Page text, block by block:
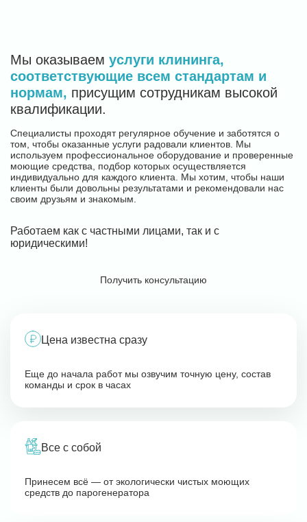
Мы оказываем услуги клининга,
соответствующие всем стандартам и
нормам, присущим сотрудникам высокой
квалификации.
Специалисты проходят регулярное обучение и заботятся о
том, чтобы оказанные услуги радовали клиентов. Мы
используем профессиональное оборудование и проверенные
моющие средства, подбор которых осуществляется
индивидуально для каждого клиента. Мы хотим, чтобы наши
клиенты были довольны результатами и рекомендовали нас
своим друзьям и знакомым.
Работаем как с частными лицами, так и с
юридическими!
Получить консультацию
Цена известна сразу
Еще до начала работ мы озвучим точную цену, состав
команды и срок в часах
Все с собой
Принесем всё — от экологически чистых моющих
средств до парогенератора